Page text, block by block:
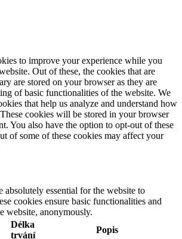
to improve your experience while you
Out of these, the cookies that are
are stored on your browser as they are
of basic functionalities of the website. We
that help us analyze and understand how
cookies will be stored in your browser
You also have the option to opt-out of these
of some of these cookies may affect your
absolutely essential for the website to
cookies ensure basic functionalities and
website, anonymously.
Délka
trvání
Popis